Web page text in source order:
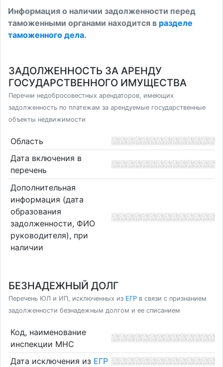
Информация о наличии задолженности перед
таможенными органами находится в разделе
таможенного дела.
ЗАДОЛЖЕННОСТЬ ЗА АРЕНДУ
ГОСУДАРСТВЕННОГО ИМУЩЕСТВА
Перечни недобросовестных арендаторов, имеющих
задолженность по платежам за арендуемые государственные
объекты недвижимости
Область
Дата включения в
перечень
Дополнительная
информация (дата
образования
задолженности, ФИО
руководителя), при
наличии
БЕЗНАДЕЖНЫЙ ДОЛГ
Перечень ЮЛ и ИП, исключенных из ЕГР в связи с признанием
задолженности безнадежным долгом и ее списанием
Код, наименование
инспекции МНС
Дата исключения из ЕГР